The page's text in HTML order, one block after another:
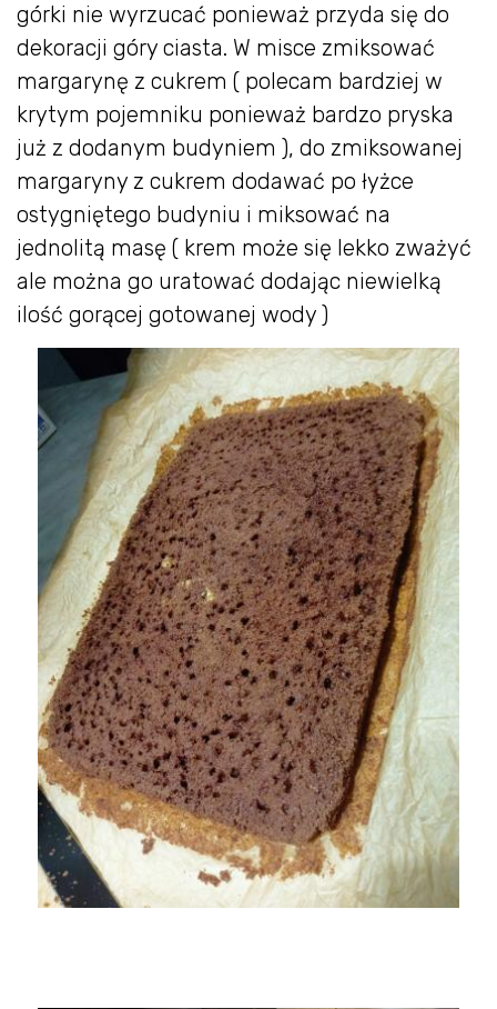
górki nie wyrzucać ponieważ przyda się do
dekoracji góry ciasta. W misce zmiksować
margarynę z cukrem ( polecam bardziej w
krytym pojemniku ponieważ bardzo pryska
już z dodanym budyniem ), do zmiksowanej
margaryny z cukrem dodawać po łyżce
ostygniętego budyniu i miksować na
jednolitą masę ( krem może się lekko zważyć
ale można go uratować dodając niewielką
ilość gorącej gotowanej wody )